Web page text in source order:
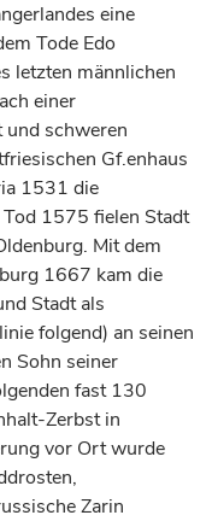
eine
Tode Edo
letzten männlichen
einer
schweren
Gf.enhaus
1531 die
1575 fielen Stadt
. Mit dem
1667 kam die
Stadt als
folgend) an seinen
Sohn seiner
fast 130
Zerbst in
vor Ort wurde
Zarin